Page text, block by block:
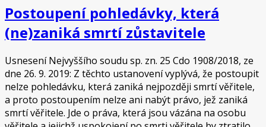
Postoupení pohledávky, která
(ne)zaniká smrtí zůstavitele
Usnesení Nejvyššího soudu sp. zn. 25 Cdo 1908/2018, ze
dne 26. 9. 2019: Z těchto ustanovení vyplývá, že postoupit
nelze pohledávku, která zaniká nejpozději smrtí věřitele,
a proto postoupením nelze ani nabýt právo, jež zaniká
smrtí věřitele. Jde o práva, která jsou vázána na osobu